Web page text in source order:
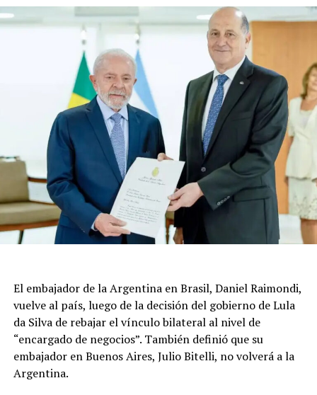
El embajador de la Argentina en Brasil, Daniel Raimondi,
vuelve al país, luego de la decisión del gobierno de Lula
da Silva de rebajar el vínculo bilateral al nivel de
“encargado de negocios”. También definió que su
embajador en Buenos Aires, Julio Bitelli, no volverá a la
Argentina.